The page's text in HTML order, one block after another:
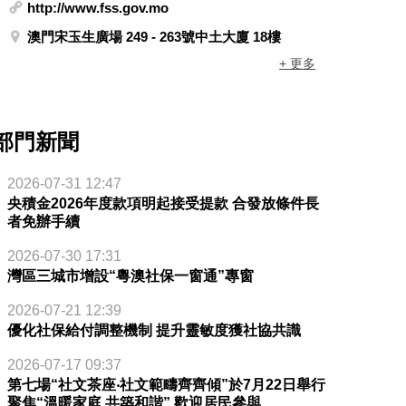
http://www.fss.gov.mo
澳門宋玉生廣場 249 - 263號中土大廈 18樓
+ 更多
門新聞
2026-07-31 12:47
央積金2026年度款項明起接受提款 合發放條件長
者免辦手續
2026-07-30 17:31
灣區三城市增設“粵澳社保一窗通”專窗
2026-07-21 12:39
優化社保給付調整機制 提升靈敏度獲社協共識
2026-07-17 09:37
第七場“社文茶座‧社文範疇齊齊傾”於7月22日舉行